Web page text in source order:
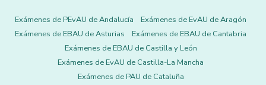
Exámenes de PEvAU de Andalucía
Exámenes de EvAU de Aragón
Exámenes de EBAU de Asturias
Exámenes de EBAU de Cantabria
Exámenes de EBAU de Castilla y León
Exámenes de EvAU de Castilla-La Mancha
Exámenes de PAU de Cataluña